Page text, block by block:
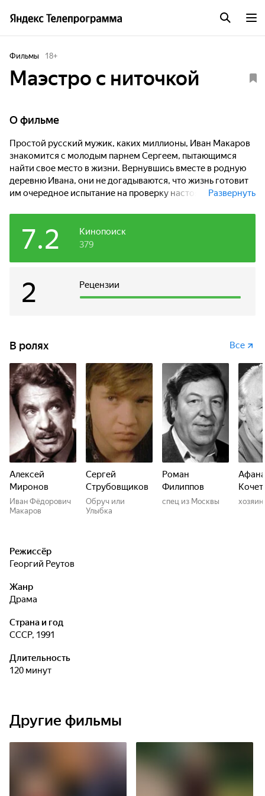
Фильмы 18+
Маэстро с ниточкой
О фильме
Простой русский мужик, каких миллионы, Иван Макаров
знакомится с молодым парнем Сергеем, пытающимся
найти свое место в жизни. Вернувшись вместе в родную
деревню Ивана, они не догадываются, что жизнь готовит
им очередное испытание на проверку настоящей
любых ударов судьбы.
Развернуть
Кинопоиск
7.2 379
Рецензии
2
В ролях Все
Алексей
Миронов
Иван Фёдорович
Макаров
Сергей
Струбовщиков
Обруч или
Улыбка
Роман
Филиппов
спец из Москвы
Режиссёр
Георгий Реутов
Жанр
драма
Страна и год
СССР, 1991
Длительность
120 минут
Другие фильмы